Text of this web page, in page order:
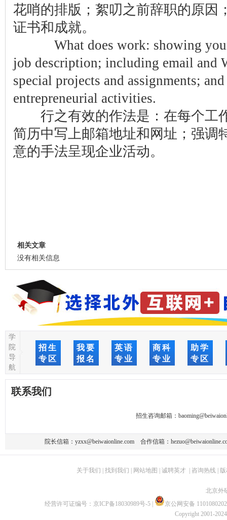
花哨的排版；絮叨之前辞职的原因
证书和成就。
What does work: showing your
job description; including email and
special projects and assignments;
entrepreneurial activities.
行之有效的作法是：在每个工
简历中写上邮箱地址和网址；强调
意的手法呈现企业活动。
相关文章
没有相关信息
学
院
导
航
招生
专区
我要
报名
英语
专业
商科
专业
助学
专区
联系我们
招生咨询邮箱：
院长信箱： yzxx@beiwaionline.com 合作信箱：
关于我们 找到我们 网站地图 诚聘英才| 咨询热线|
北京外
经营许可证编号： 京ICP备18030989号-5
京公网安备
Copyright 2001-